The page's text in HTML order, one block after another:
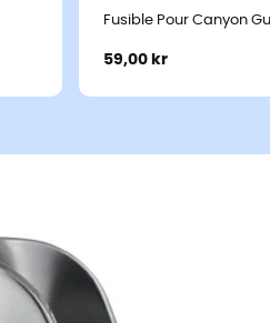
Fusible Pour Canyon
59,00 kr